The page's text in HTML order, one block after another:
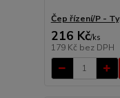
Čep řízení/P -
216 Kč/ks
179 Kč bez DPH